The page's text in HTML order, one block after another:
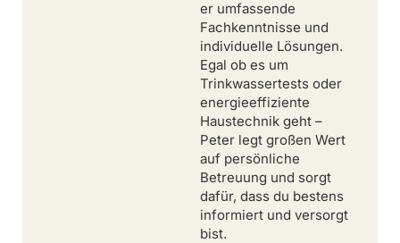
er umfassende
Fachkenntnisse und
individuelle Lösungen.
Egal ob es um
Trinkwassertests oder
energieeffiziente
Haustechnik geht –
Peter legt großen Wert
auf persönliche
Betreuung und sorgt
dafür, dass du bestens
informiert und versorgt
bist.